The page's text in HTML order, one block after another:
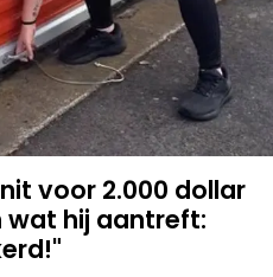
voor 2.000 dollar
wat hij aantreft: